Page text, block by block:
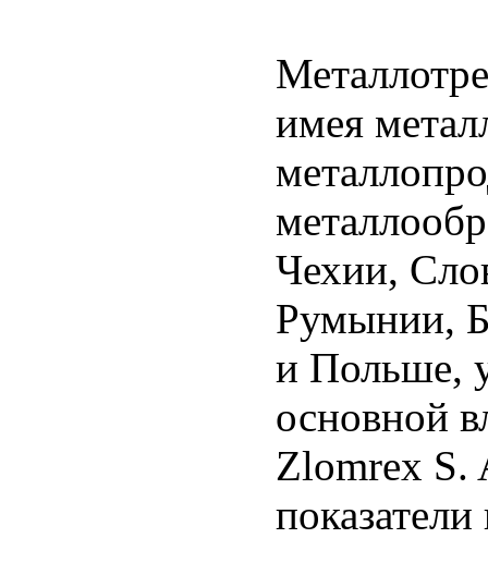
имея
Чехии,
Румынии,
и Польше,
основной
Zlomrex S.